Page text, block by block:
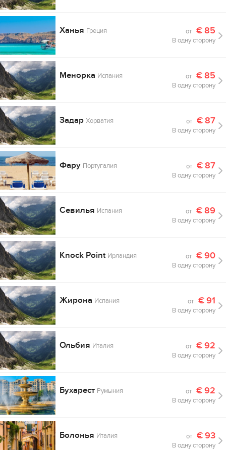
Ханья Греция от €85
В одну сторону
Менорка Испания от €85
В одну сторону
ЗадарХорватия от €87
В одну сторону
Фару Португалия от €87
В одну сторону
Севилья Испания от €89
В одну сторону
Knock Point Ирландия от €90
В одну сторону
Жирона Испания от €91
В одну сторону
Ольбия Италия от €92
В одну сторону
Бухарест Румыния от €92
В одну сторону
Болонья Италия от €93
В одну сторону